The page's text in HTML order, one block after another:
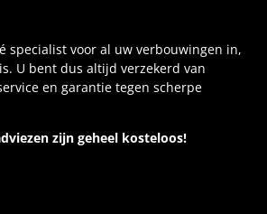
specialist voor al uw verbouwingen in,
U bent dus altijd verzekerd van
en garantie tegen scherpe
zijn geheel kosteloos!